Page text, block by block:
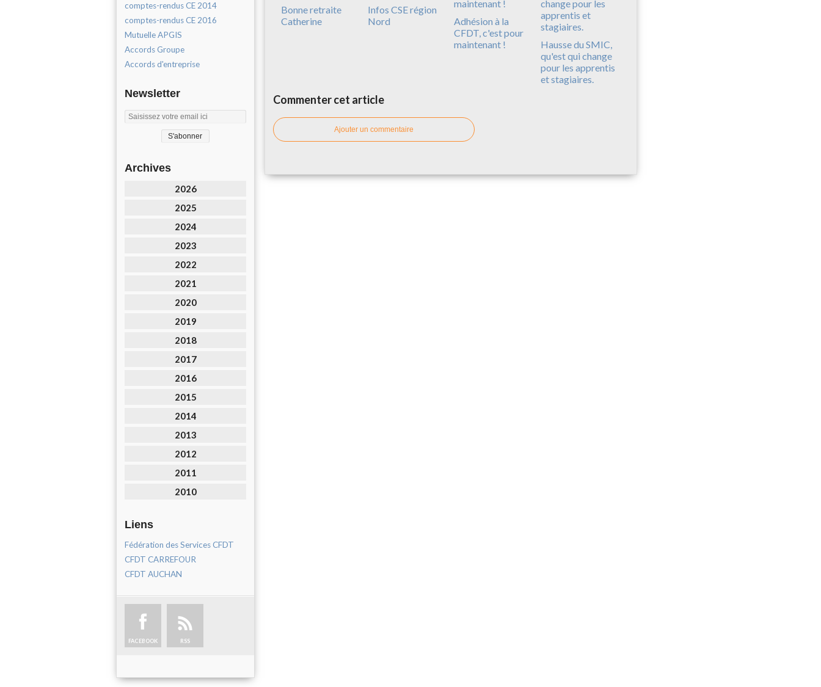
comptes-rendus CE 2014
comptes-rendus CE 2016
Mutuelle APGIS
Accords Groupe
Accords d'entreprise
Newsletter
Archives
2026
2025
2024
2023
2022
2021
2020
2019
2018
2017
2016
2015
2014
2013
2012
2011
2010
Liens
Fédération des Services CFDT
CFDT CARREFOUR
CFDT AUCHAN
FACEBOOK RSS
Bonne retraite
Catherine
Infos CSE région
Nord
Adhésion à la
CFDT, c'est pour
maintenant !
Hausse du SMIC,
qu'est qui change
pour les apprentis
et stagiaires.
Commenter cet article
Ajouter un commentaire